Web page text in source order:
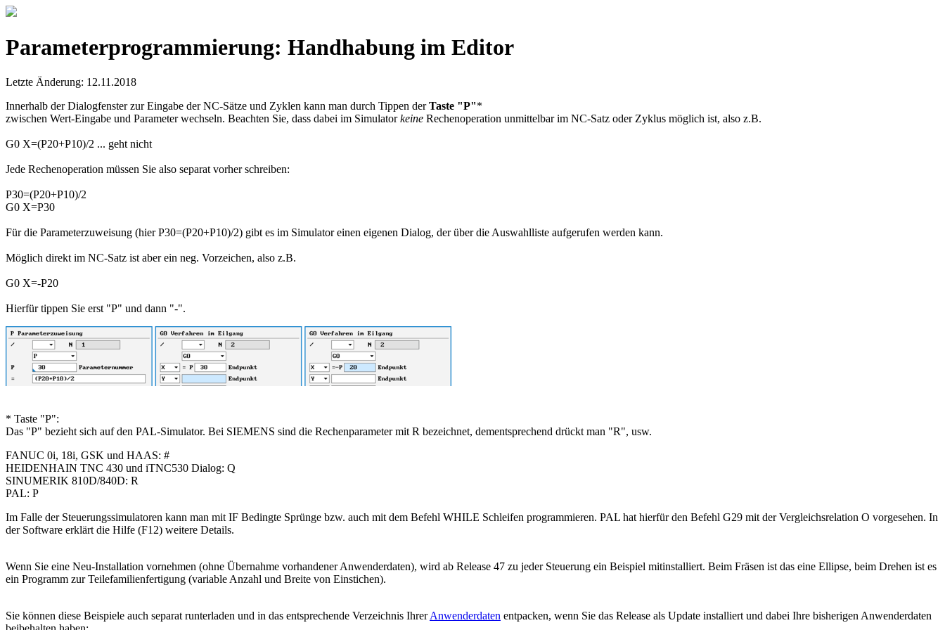
Parameterprogrammierung: Handhabung im Editor
Letzte Änderung: 12.11.2018
Innerhalb der Dialogfenster zur Eingabe der NC-Sätze und Zyklen kann man durch Tippen derTaste "P"*
zwischen Wert-Eingabe und Parameter wechseln. Beachten Sie, dass dabei im Simulatorkeine Rechenoperation unmittelbar im NC-Satz oder Zyklus möglich ist, also z.B.
G0 X=(P20+P10)/2 ... geht nicht
Jede Rechenoperation müssen Sie also separat vorher schreiben:
P30=(P20+P10)/2
G0 X=P30
Für die Parameterzuweisung (hier P30=(P20+P10)/2) gibt es im Simulator einen eigenen Dialog, der über die Auswahlliste aufgerufen werden kann.
Möglich direkt im NC-Satz ist aber ein neg. Vorzeichen, also z.B.
G0 X=-P20
Hierfür tippen Sie erst "P" und dann "-".
* Taste "P":
Das "P" bezieht sich auf den PAL-Simulator. Bei SIEMENS sind die Rechenparameter mit R bezeichnet, dementsprechend drückt man "R", usw.
FANUC 0i, 18i, GSK und HAAS: #
HEIDENHAIN TNC 430 und iTNC530 Dialog: Q
SINUMERIK 810D/840D: R
PAL: P
Im Falle der Steuerungssimulatoren kann man mit IF Bedingte Sprünge bzw. auch mit dem Befehl WHILE Schleifen programmieren. PAL hat hierfür den Befehl G29 mit der Vergleichsrelation O vorgesehen. In
der Software erklärt die Hilfe (F12) weitere Details.
Wenn Sie eine Neu-Installation vornehmen (ohne Übernahme vorhandener Anwenderdaten), wird ab Release 47 zu jeder Steuerung ein Beispiel mitinstalliert. Beim Fräsen ist das eine Ellipse, beim Drehen ist es
ein Programm zur Teilefamilienfertigung (variable Anzahl und Breite von Einstichen).
Sie können diese Beispiele auch separat runterladen und in das entsprechende Verzeichnis IhrerAnwenderdaten entpacken, wenn Sie das Release als Update installiert und dabei Ihre bisherigen Anwenderdaten